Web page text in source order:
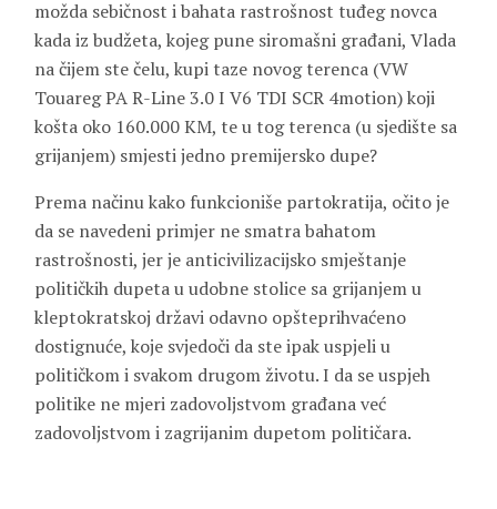
možda sebičnost i bahata rastrošnost tuđeg novca
kada iz budžeta, kojeg pune siromašni građani, Vlada
na čijem ste čelu, kupi taze novog terenca (VW
Touareg PA R-Line 3.0 I V6 TDI SCR 4motion) koji
košta oko 160.000 KM, te u tog terenca (u sjedište sa
grijanjem) smjesti jedno premijersko dupe?
Prema načinu kako funkcioniše partokratija, očito je
da se navedeni primjer ne smatra bahatom
rastrošnosti, jer je anticivilizacijsko smještanje
političkih dupeta u udobne stolice sa grijanjem u
kleptokratskoj državi odavno opšteprihvaćeno
dostignuće, koje svjedoči da ste ipak uspjeli u
političkom i svakom drugom životu. I da se uspjeh
politike ne mjeri zadovoljstvom građana već
zadovoljstvom i zagrijanim dupetom političara.